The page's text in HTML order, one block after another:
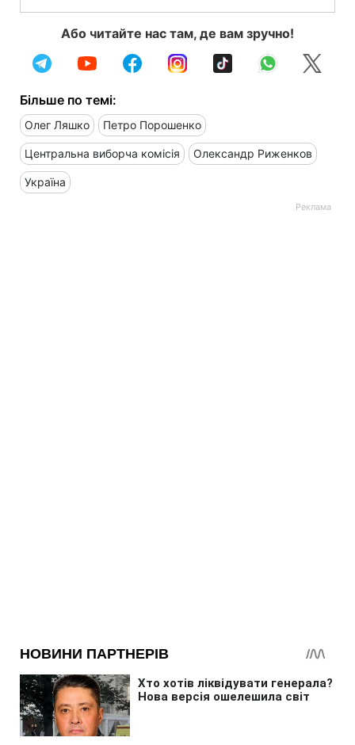
Або читайте нас там, де вам зручно!
Більше по темі:
Олег Ляшко Петро Порошенко
Центральна виборча комісія Олександр Риженков
Україна